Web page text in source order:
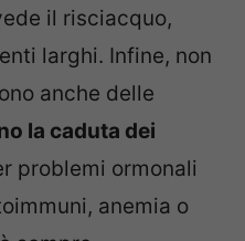
il risciacquo,
larghi. Infine, non
anche delle
la caduta dei
problemi ormonali
anemia o